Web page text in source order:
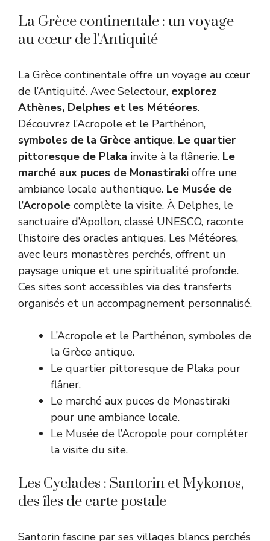
La Grèce continentale : un voyage
au cœur de l’Antiquité
La Grèce continentale offre un voyage au cœur
de l’Antiquité. Avec Selectour, explorez
Athènes, Delphes et les Météores.
Découvrez l’Acropole et le Parthénon,
symboles de la Grèce antique. Le quartier
pittoresque de Plaka invite à la flânerie. Le
marché aux puces de Monastiraki offre une
ambiance locale authentique. Le Musée de
l’Acropole complète la visite. À Delphes, le
sanctuaire d’Apollon, classé UNESCO, raconte
l’histoire des oracles antiques. Les Météores,
avec leurs monastères perchés, offrent un
paysage unique et une spiritualité profonde.
Ces sites sont accessibles via des transferts
organisés et un accompagnement personnalisé.
L’Acropole et le Parthénon, symboles de
la Grèce antique.
Le quartier pittoresque de Plaka pour
flâner.
Le marché aux puces de Monastiraki
pour une ambiance locale.
Le Musée de l’Acropole pour compléter
la visite du site.
Les Cyclades : Santorin et Mykonos,
des îles de carte postale
Santorin fascine par ses villages blancs perchés